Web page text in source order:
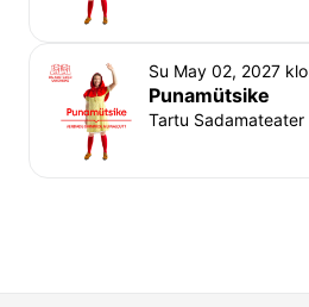
Su May 02, 2027
Punamütsike
Tartu Sadamateater